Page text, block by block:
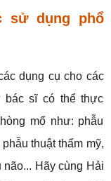
sử dụng phổ
dụng cụ cho các
bác sĩ có thể thực
mổ như: phẫu
thuật thẩm mỹ,
não... Hãy cùng Hải